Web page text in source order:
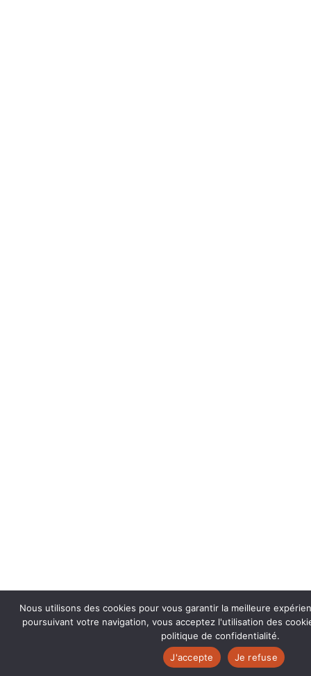
Nous utilisons des cookies pour vous garantir la meilleure
poursuivant votre navigation, vous acceptez l'utilisation des
politique de confidentialité.
J'accepte
Je refuse